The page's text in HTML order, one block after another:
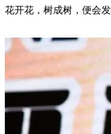
花开花，树成树，便会